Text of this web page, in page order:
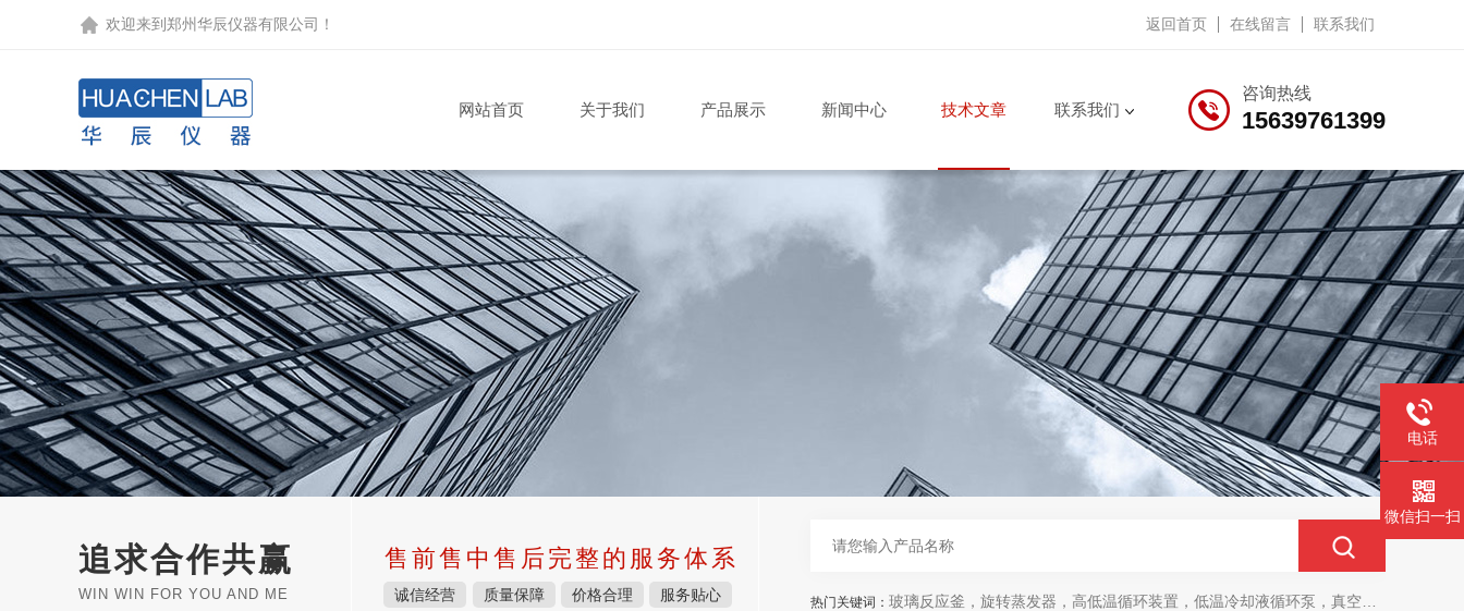
欢迎来到 郑州华辰仪器有限公司 ！ 返回首页 在线留言 联系我们
咨询热线
15639761399
网站首页 关于我们 产品展示 新闻中心 技术文章 联系我们
追求合作共赢
WIN WIN FOR YOU AND ME
售前售中售后完整的服务体系
诚信经营 质量保障 价格合理 服务贴心 热门关键词： 玻璃反应釜，旋转蒸发器，高低温循环装置，低温冷却液循环泵，真空冷冻干燥机
电话
微信扫一扫